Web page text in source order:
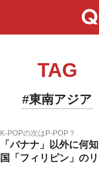
TAG
#東南アジア
K-POPの次はP-POP？
「バナナ」以外に何
国「フィリピン」の